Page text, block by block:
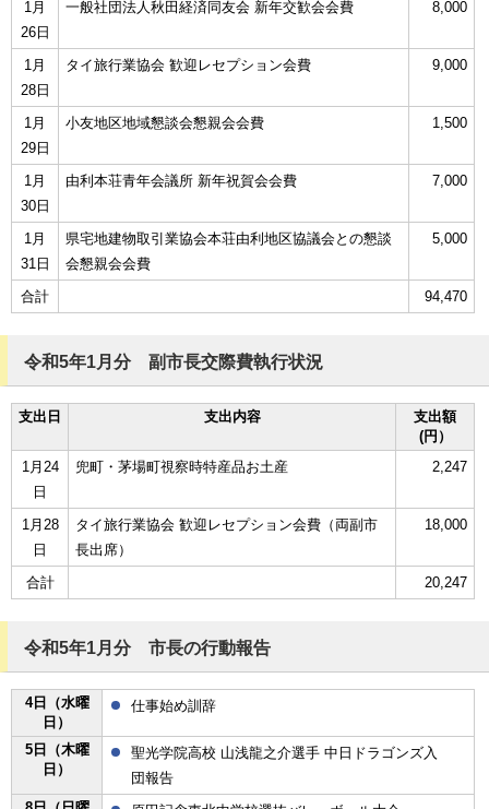
1月
26日
一般社団法人秋田経済同友会 新年交歓会会費 8,000
1月
28日
タイ旅行業協会 歓迎レセプション会費 9,000
1月
29日
小友地区地域懇談会懇親会会費 1,500
1月
30日
由利本荘青年会議所 新年祝賀会会費 7,000
1月
31日
県宅地建物取引業協会本荘由利地区協議会との懇談
会懇親会会費
5,000
合計 94,470
令和5年1月分 副市長交際費執行状況
支出日 支出内容
支出額
(円）
1月24
日
兜町・茅場町視察時特産品お土産 2,247
1月28
日
タイ旅行業協会 歓迎レセプション会費（両副市
長出席）
18,000
合計 20,247
令和5年1月分 市長の行動報告
4日（水曜
日）
仕事始め訓辞
5日（木曜
日）
聖光学院高校 山浅龍之介選手 中日ドラゴンズ入
団報告